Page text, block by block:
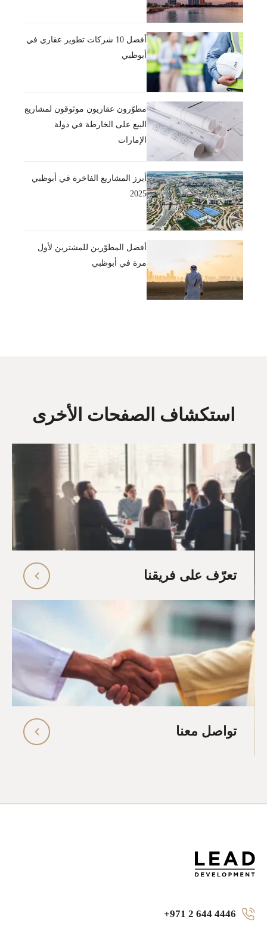
أفضل 10 شركات تطوير عقاري في
أبوظبي
مطوّرون عقاريون موثوقون لمشاريع
البيع على الخارطة في دولة
الإمارات
أبرز المشاريع الفاخرة في أبوظبي
2025
أفضل المطوّرين للمشترين لأول
مرة في أبوظبي
استكشاف الصفحات الأخرى
تعرّف على فريقنا
تواصل معنا
+971 2 644 4446